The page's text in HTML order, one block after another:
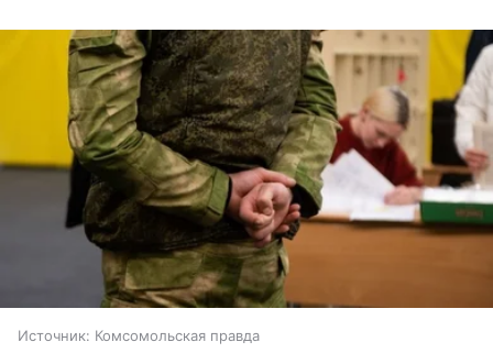
Источник: Комсомольская правда